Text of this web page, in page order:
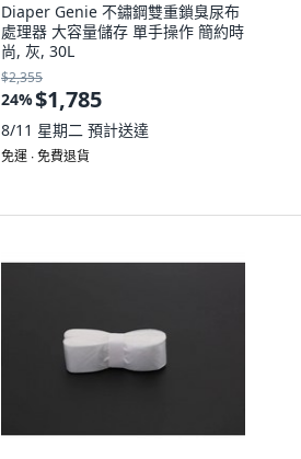
Diaper Genie 不鏽鋼雙重鎖臭尿布
處理器 大容量儲存 單手操作 簡約時
尚, 灰, 30L
$2,355
24%$1,785
8/11 星期二 預計送達
免運 ∙ 免費退貨